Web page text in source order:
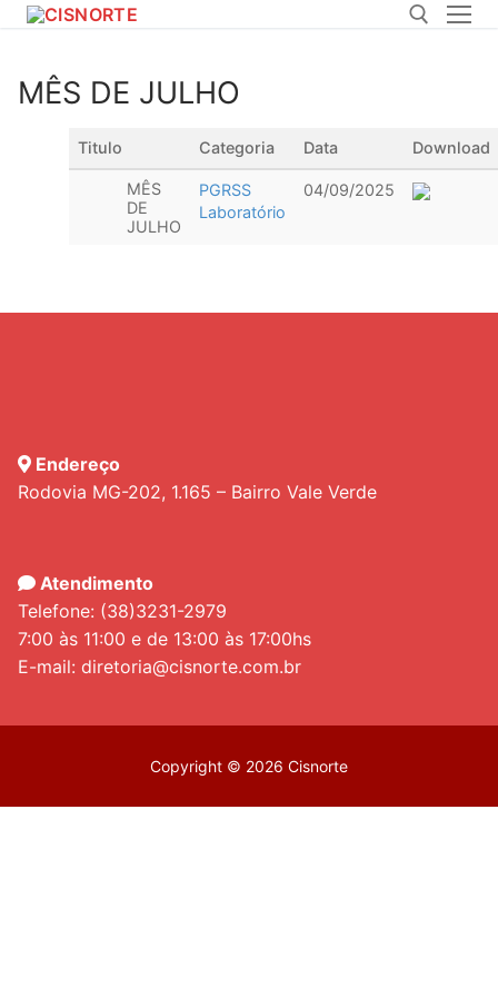
Pular
conteúdo
MÊS DE JULHO
Titulo Categoria Data Download
MÊS
DE
JULHO
PGRSS
Laboratório
04/09/2025
Endereço
Rodovia MG-202, 1.165 – Bairro Vale Verde
Atendimento
Telefone: (38)3231-2979
7:00 às 11:00 e de 13:00 às 17:00hs
E-mail: diretoria@cisnorte.com.br
Copyright © 2026 Cisnorte